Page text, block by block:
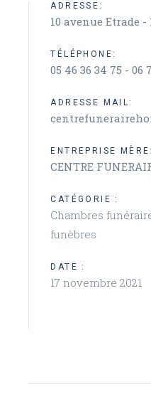
ADRESSE:
10 avenue Etrade -
TÉLÉPHONE:
05 46 36 34 75 - 06
ADRESSE MAIL:
ENTREPRISE MÈRE:
CENTRE
CATÉGORIE :
Chambres
funèbres
DATE :
17 novembre 2021